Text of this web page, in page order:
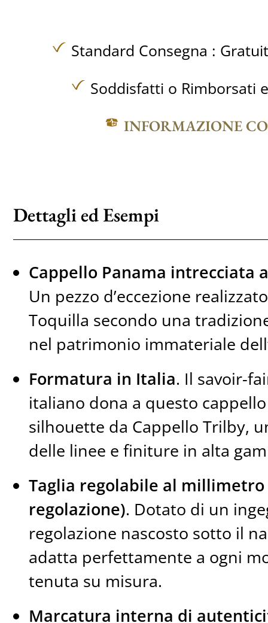
Standard Consegna :
Soddisfatti o Rimborsati
INFORMAZIONE
Dettagli ed Esempi
Cappello Panama intrecciata
Un pezzo d’eccezione
Toquilla secondo una
nel patrimonio immateriale
Formatura in Italia. Il savoir-
italiano dona a questo
silhouette da Cappello Trilby,
delle linee e finiture in alta
Taglia regolabile al millimetro
regolazione). Dotato di un
regolazione nascosto sotto il
adatta perfettamente a ogni
tenuta su misura.
Marcatura interna di